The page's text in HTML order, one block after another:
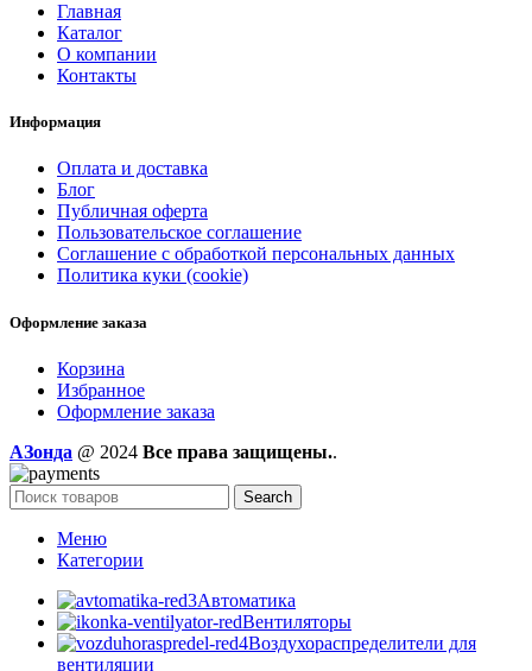
Главная
Каталог
О компании
Контакты
Информация
Оплата и доставка
Блог
Публичная оферта
Пользовательское соглашение
Соглашение с обработкой персональных данных
Политика куки (cookie)
Оформление заказа
Корзина
Избранное
Оформление заказа
AЗонда @ 2024 Все права защищены..
Search
Меню
Категории
Автоматика
Вентиляторы
Воздухораспределители для
вентиляции